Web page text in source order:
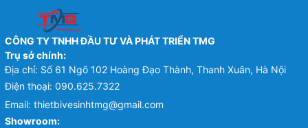
CÔNG TY TNHH ĐẦU TƯ VÀ PHÁT TRIỂN TMG
Trụ sở chính:
Địa chỉ: Số 61 Ngõ 102 Hoàng Đạo Thành, Thanh Xuân, Hà Nội
Điện thoại: 090.625.7322
Email: thietbivesinhtmg@gmail.com
Showroom: